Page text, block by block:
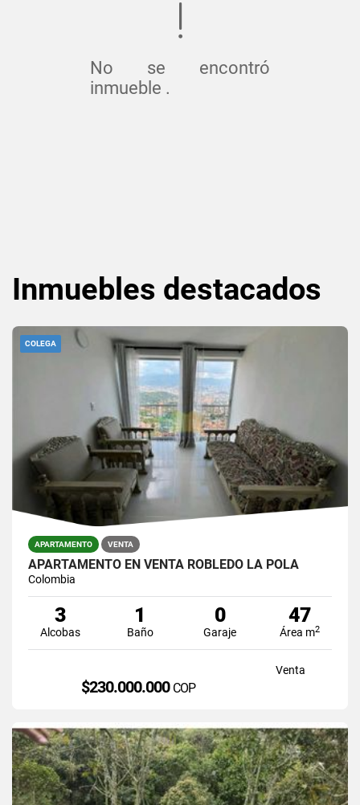
No se encontró
inmueble .
Inmuebles destacados
COLEGA
APARTAMENTO VENTA
APARTAMENTO EN VENTA ROBLEDO LA POLA
Colombia
3
Alcobas
1
Baño
0
Garaje
47
Área m2
Venta
$230.000.000 COP